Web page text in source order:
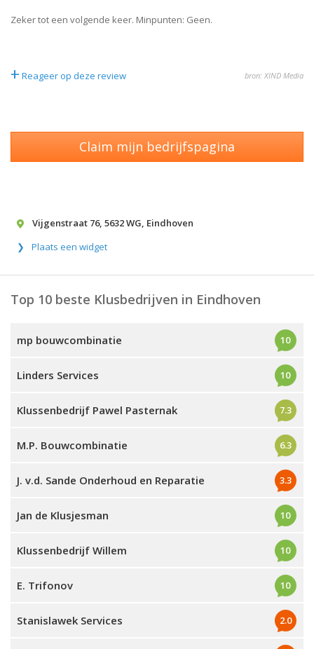
Zeker tot een volgende keer. Minpunten: Geen.
+ Reageer op deze review bron: XIND Media
Claim mijn bedrijfspagina
Vijgenstraat 76, 5632 WG, Eindhoven
Plaats een widget
Top 10 beste Klusbedrijven in Eindhoven
mp bouwcombinatie 10
Linders Services 10
Klussenbedrijf Pawel Pasternak 7.3
M.P. Bouwcombinatie 6.3
J. v.d. Sande Onderhoud en Reparatie 3.3
Jan de Klusjesman 10
Klussenbedrijf Willem 10
E. Trifonov 10
Stanislawek Services 2.0